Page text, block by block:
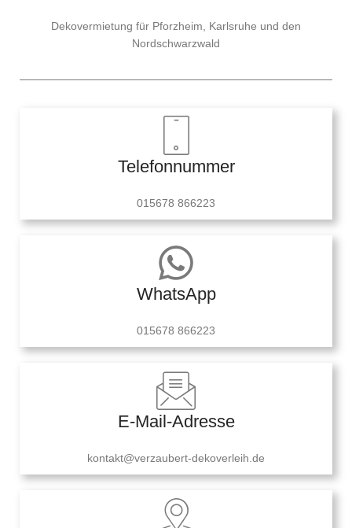
Dekovermietung für Pforzheim, Karlsruhe und den
Nordschwarzwald
Telefonnummer
015678 866223
WhatsApp
015678 866223
E-Mail-Adresse
kontakt@verzaubert-dekoverleih.de